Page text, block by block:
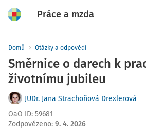
Práce a mzda
Domů Otázky a odpovědi
Směrnice o darech k
životnímu jubileu
JUDr. Jana Strachoňová Drexlerová
OaO ID: 59681
Zodpovězeno: 9. 4. 2026